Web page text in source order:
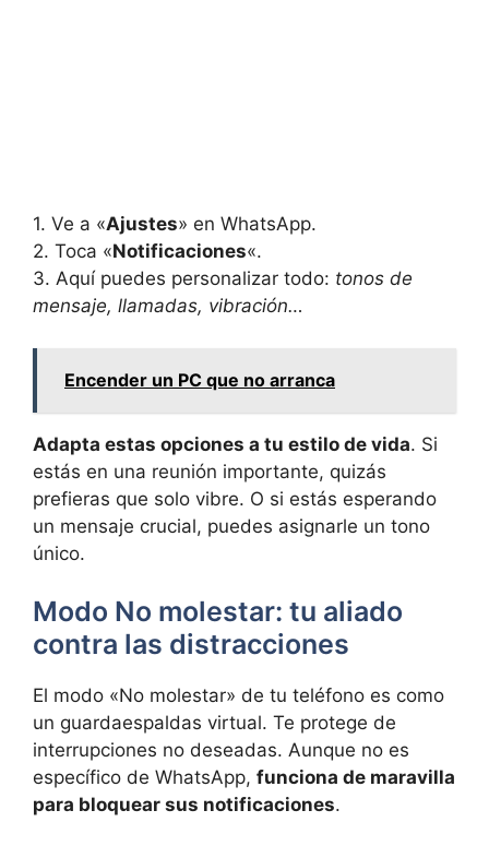
1. Ve a «Ajustes» en WhatsApp.
2. Toca «Notificaciones«.
3. Aquí puedes personalizar todo: tonos de
mensaje, llamadas, vibración…
Encender un PC que no arranca
Adapta estas opciones a tu estilo de vida. Si
estás en una reunión importante, quizás
prefieras que solo vibre. O si estás esperando
un mensaje crucial, puedes asignarle un tono
único.
Modo No molestar: tu aliado
contra las distracciones
El modo «No molestar» de tu teléfono es como
un guardaespaldas virtual. Te protege de
interrupciones no deseadas. Aunque no es
específico de WhatsApp, funciona de maravilla
para bloquear sus notificaciones.